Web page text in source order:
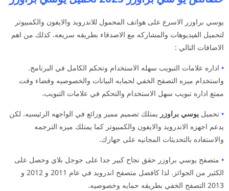
يوسي براوزر الاسرع على هواتف المحمول للاندرويد والايفون والكمبيوتر
لتحميل الفيديوهات والمشاركه مع الاصدقاء بطريقه سريعه. كذلك من اهم
الاضافات التالي :
• اداره علامات التبويب سهله الاستخدام وتحكم الكامل في البرنامج.
واستخدام ميزه التصفح الخفي لحمايه البيانات والخصوصيه وقضاء وقت
ممتع اداره تبويب سهل الاستخدام والتحكم في علامات التبويب.
• تحميل يوسي براوزر يمتلك تصميم مميز ورائع في الواجهه الرئيسيه. لكن
يدعم اجهزه الاندرويد والايفون والكمبيوتر كما يمتلك ميزه الترجمه
والاستفاده بالتحديثات المجانيه على جهازك.
• متصفح يوسي براوزر حقق نجاح كبير جدا على جوجل بلاي وحصل على
الكثير من الجوائز. لذا كافضل متصفح اندرويد في عام 2011 و 2012 و
2013 التصفح الخفي بطريقه حمايه وخصوصيه.